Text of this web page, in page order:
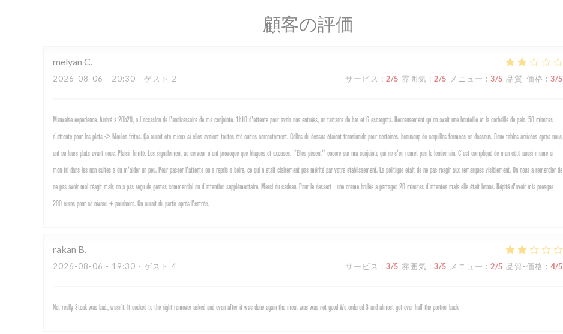
顧客の評価
melyan C
2026-08-06 - 20:30 - ゲスト 2 サービス : 2/5 雰囲気 : 2/5 メニュー : 3/5 品質-価格 : 3/5
Mauvaise experience. Arrivé a 20h20, a l'occasion de l'anniversaire de ma conjointe. 1h10 d'attente pour avoir nos entrées, un tartarre de bar et 6 escargots. Heureusement qu'on avait une bouteille et la corbeille de pain. 50 minutes
d'attente pour les plats -> Moules frites. Ça aurait été mieux si elles avaient toutes été cuites correctement. Celles du dessus étaient translucide pour certaines, beaucoup de coquilles fermées en dessous. Deux tables arrivées après nous
ont eu leurs plats avant nous. Plaisir limité. Les signalement au serveur n'ont provoqué que blagues et excuses. "Elles pèsent" encore sur ma conjointe qui ne s'en remet pas le lendemain. C'est compliqué de mon côté aussi meme si
mon tri dans les non cuites a du m'aider un peu. Pour passer l'attente on a repris a boire, ce qui n'etait clairement pas mérité par votre etablissement. La politique etait de ne pas reagir aux remarques visiblement. On nous a remercier de
ne pas avoir mal réagit mais on a pas reçu de gestes commercial ou d'attention supplémentaire. Merci du cadeau. Pour le dessert : une creme brulée a partager. 20 minutes d'attentes mais elle était bonne. Dépité d'avoir mis presque
200 euros pour ce niveau + pourboire. On aurait du partir après l'entrée.
rakan B
2026-08-06 - 19:30 - ゲスト 4 サービス : 3/5 雰囲気 : 3/5 メニュー : 2/5 品質-価格 : 4/5
Not really Steak was bad,, wasn’t. It cooked to the right remover asked and even after it was done again the meat was was not good We ordered 3 and almost got over half the portion back